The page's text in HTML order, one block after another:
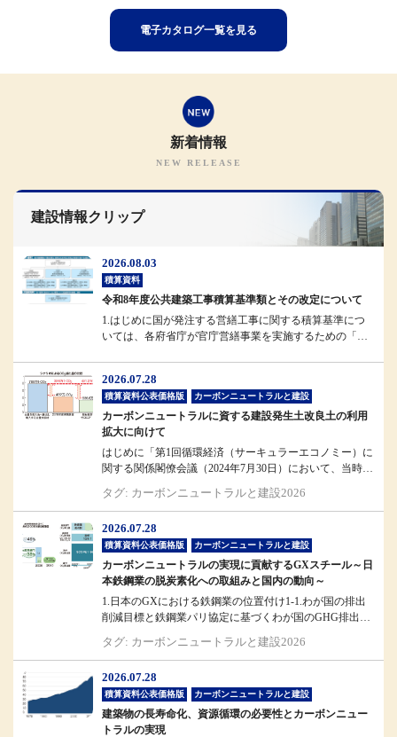
電子カタログ一覧を見る
新着情報
建設情報クリップ
2026.08.03
積算資料
令和8年度公共建築工事積算基準類とその改定について
1.はじめに国が発注する営繕工事に関する積算基準につ
いては、各府省庁が官庁営繕事業を実施するための「統
2026.07.28
積算資料公表価格版 カーボンニュートラルと建設
カーボンニュートラルに資する建設発生土改良土の利用
拡大に向けて
はじめに「第1回循環経済（サーキュラーエコノミー）に
関する関係閣僚会議（2024年7月30日）において、当時の
タグ: カーボンニュートラルと建設2026
2026.07.28
積算資料公表価格版 カーボンニュートラルと建設
カーボンニュートラルの実現に貢献するGXスチール～日
本鉄鋼業の脱炭素化への取組みと国内の動向～
1.日本のGXにおける鉄鋼業の位置付け1-1.わが国の排出
削減目標と鉄鋼業パリ協定に基づくわが国のGHG排出削
タグ: カーボンニュートラルと建設2026
2026.07.28
積算資料公表価格版 カーボンニュートラルと建設
建築物の長寿命化、資源循環の必要性とカーボンニュー
トラルの実現